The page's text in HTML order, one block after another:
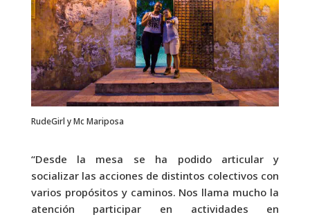
RudeGirl y Mc Mariposa
“Desde la mesa se ha podido articular y
socializar las acciones de distintos colectivos con
varios propósitos y caminos. Nos llama mucho la
atención participar en actividades en